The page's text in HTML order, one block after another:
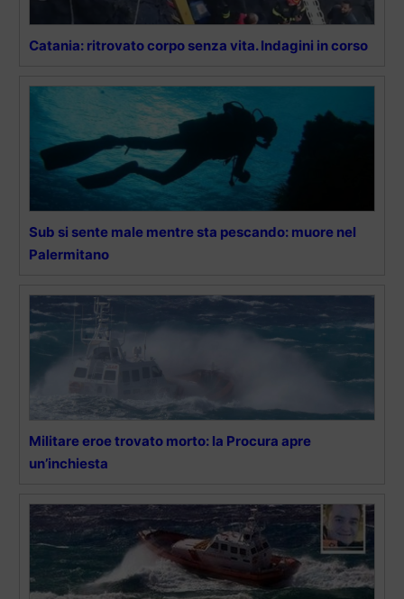
Catania: ritrovato corpo senza vita. Indagini in corso
Sub si sente male mentre sta pescando: muore nel
Palermitano
Militare eroe trovato morto: la Procura apre
un’inchiesta